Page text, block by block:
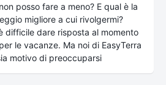
posso fare a meno? E qual è la
migliore a cui rivolgermi?
difficile dare risposta al momento
le vacanze. Ma noi di EasyTerra
motivo di preoccuparsi